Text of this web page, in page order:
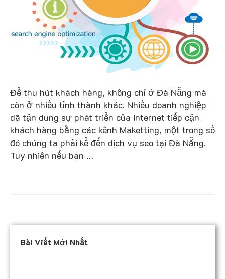
Để thu hút khách hàng, không chỉ ở Đà Nẵng mà
còn ở nhiều tỉnh thành khác. Nhiều doanh nghiệp
dã tận dụng sự phát triển của internet tiếp cận
khách hàng bằng các kênh Maketting, một trong số
đó chúng ta phải kể đến dịch vụ seo tại Đà Nẵng.
Tuy nhiên nếu bạn …
Bài Viết Mới Nhất